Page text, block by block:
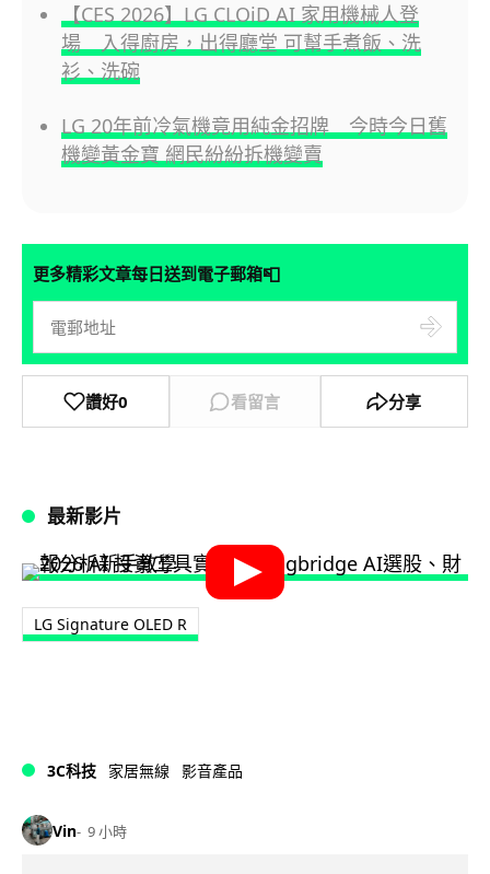
【CES 2026】LG CLOiD AI 家用機械人登
場 入得廚房，出得廳堂 可幫手煮飯、洗
衫、洗碗
LG 20年前冷氣機竟用純金招牌 今時今日舊
機變黃金寶 網民紛紛拆機變賣
更多精彩文章每日送到電子郵箱📮
讚好0 看留言 分享
最新影片
LG Signature OLED R
3C科技 家居無線 影音產品
Vin 9 小時